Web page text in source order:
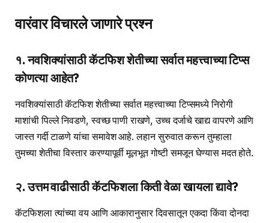
वारंवार विचारले जाणारे प्रश्न
१. नवशिक्यांसाठी कॅटफिश शेतीच्या सर्वात महत्त्वाच्या टिप्स
कोणत्या आहेत?
नवशिक्यांसाठी कॅटफिश शेतीच्या सर्वात महत्त्वाच्या टिप्समध्ये निरोगी
माशांची पिल्ले निवडणे, स्वच्छ पाणी राखणे, उच्च दर्जाचे खाद्य वापरणे आणि
जास्त गर्दी टाळणे यांचा समावेश आहे. लहान सुरुवात करून तुम्हाला
तुमच्या शेतीचा विस्तार करण्यापूर्वी मूलभूत गोष्टी समजून घेण्यास मदत होते.
२. उत्तम वाढीसाठी कॅटफिशला किती वेळा खायला द्यावे?
कॅटफिशला त्यांच्या वय आणि आकारानुसार दिवसातून एकदा किंवा दोनदा